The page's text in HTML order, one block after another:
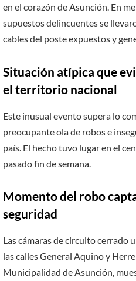
en el corazón de Asunción. En
supuestos delincuentes se
cables del poste expuestos y
Situación atípica que
el territorio nacional
Este inusual evento supera lo
preocupante ola de robos e
país. El hecho tuvo lugar en el
pasado fin de semana.
Momento del robo
seguridad
Las cámaras de circuito cerrado
las calles General Aquino y
Municipalidad de Asunción,